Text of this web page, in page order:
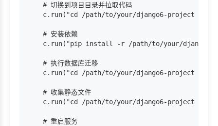
    # 切换到项目目录并拉取代码
c.run("cd /path/to/your/django6-project &&
    # 安装依赖
c.run("pip install -r /path/to/your/django6-
    # 执行数据库迁移
c.run("cd /path/to/your/django6-project &&
    # 收集静态文件
c.run("cd /path/to/your/django6-project &&
    # 重启服务